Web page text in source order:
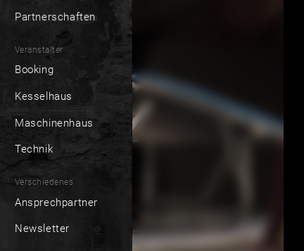
Partnerschaften
Veranstalter
Booking
Kesselhaus
Maschinenhaus
Technik
Verschiedenes
Ansprechpartner
Newsletter